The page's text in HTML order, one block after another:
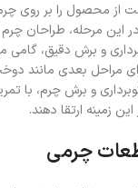
محصول را بر روی
مرحله، طراحان
و برش دقیق،
مراحل بعدی مانند
و برش چرم، با
زمینه ارتقا دهند.